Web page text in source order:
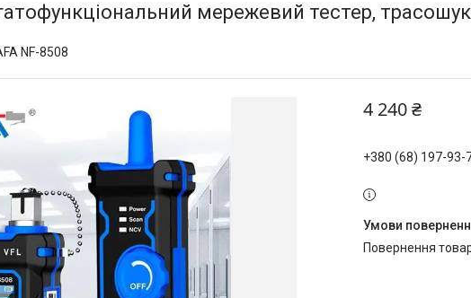
мережевий тестер,
NF-8508
4 240 ₴
+380 (68) 197-93-
повернення